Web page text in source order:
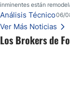
Los Brokers de
inminentes están
Una reducción de tasas
inminentes están
Esto es lo que los traders
Análisis Técnico06/
Ver Más Noticias